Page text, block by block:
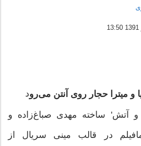
و میترا حجار روی آنتن می‌رود
و آتش' ساخته مهدی صباغ‌زاده و
در قالب مینی سریال از